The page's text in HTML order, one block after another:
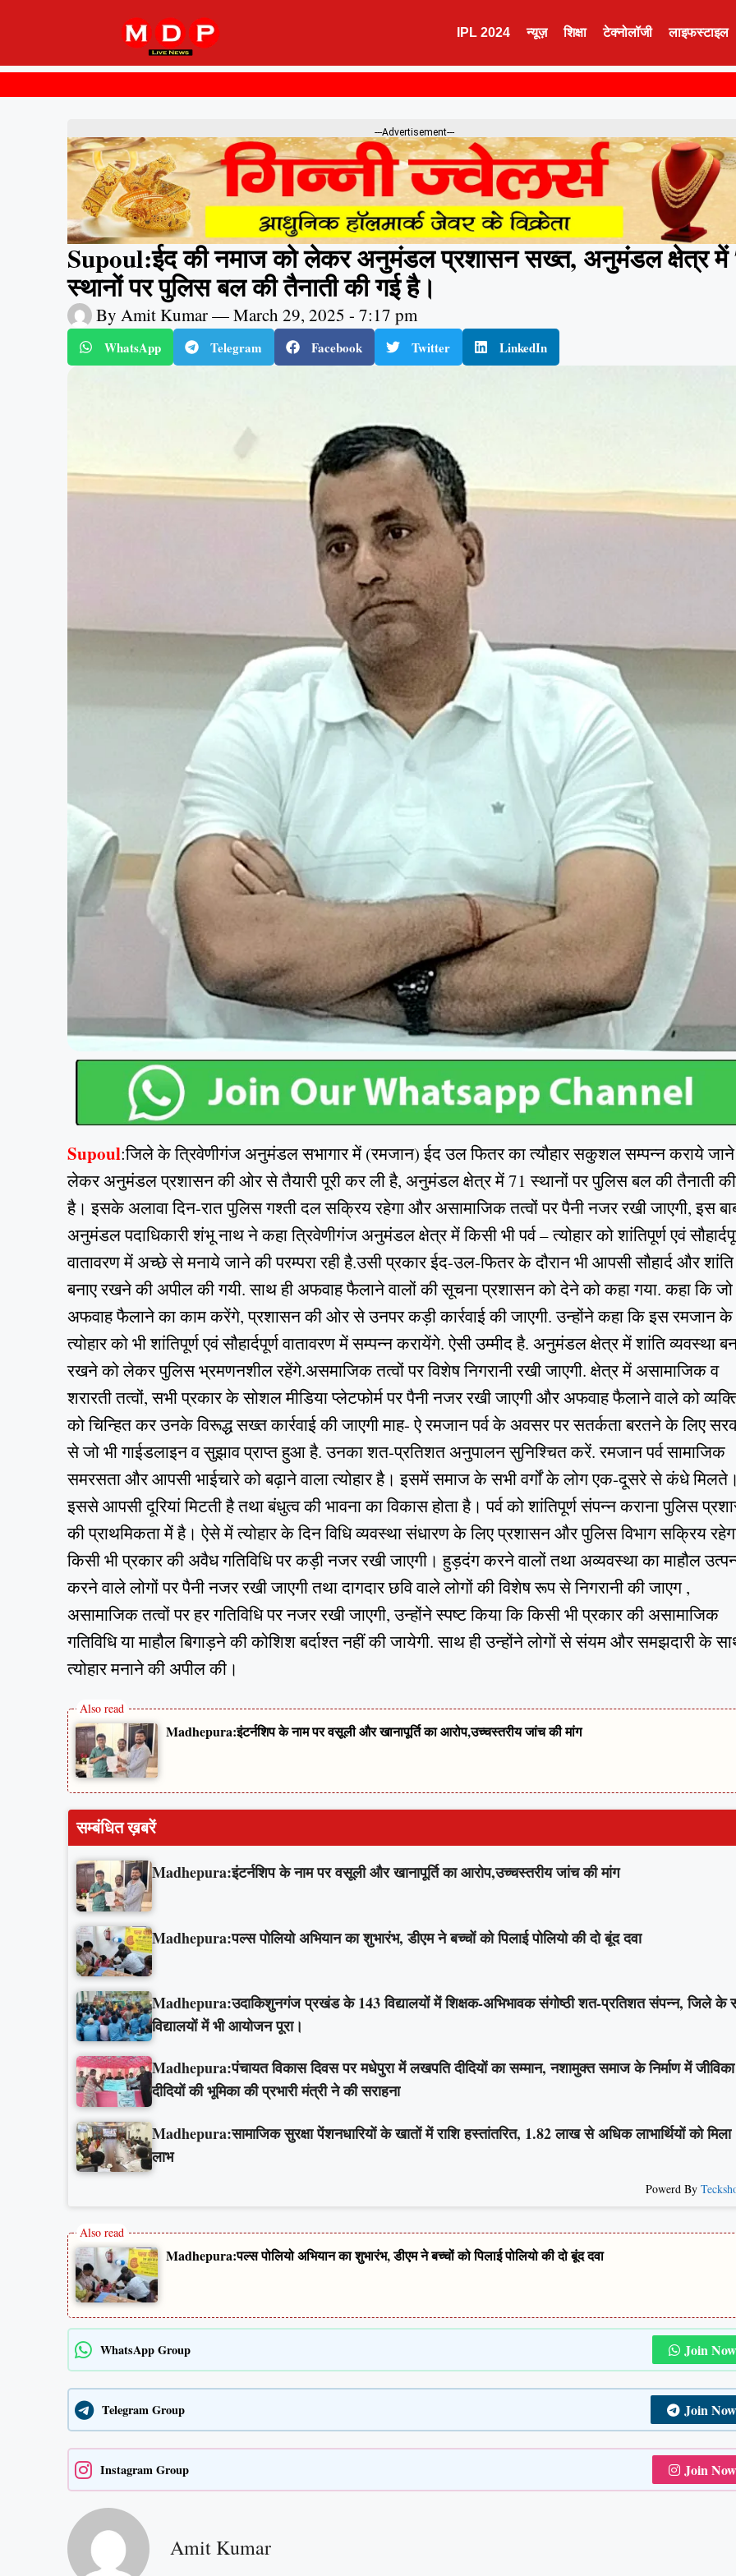
IPL 2024 न्यूज़ शिक्षा टेक्नोलॉजी लाइफस्टाइल
---Advertisement---
Supoul:ईद की नमाज को लेकर अनुमंडल प्रशासन सख्त, अनुमंडल क्षेत्र में
स्थानों पर पुलिस बल की तैनाती की गई है।
By Amit Kumar—March 29, 2025 - 7:17 pm
WhatsApp Telegram Facebook Twitter LinkedIn
Supoul:जिले के त्रिवेणीगंज अनुमंडल सभागार में (रमजान) ईद उल फितर का त्यौहार सकुशल सम्पन्न कराये
लेकर अनुमंडल प्रशासन की ओर से तैयारी पूरी कर ली है, अनुमंडल क्षेत्र में 71 स्थानों पर पुलिस बल की तैनाती
है। इसके अलावा दिन-रात पुलिस गश्ती दल सक्रिय रहेगा और असामाजिक तत्वों पर पैनी नजर रखी जाएगी, इस
अनुमंडल पदाधिकारी शंभू नाथ ने कहा त्रिवेणीगंज अनुमंडल क्षेत्र में किसी भी पर्व – त्योहार को शांतिपूर्ण एवं
वातावरण में अच्छे से मनाये जाने की परम्परा रही है.उसी प्रकार ईद-उल-फितर के दौरान भी आपसी सौहार्द और शांति
बनाए रखने की अपील की गयी. साथ ही अफवाह फैलाने वालों की सूचना प्रशासन को देने को कहा गया. कहा कि जो
अफवाह फैलाने का काम करेंगे, प्रशासन की ओर से उनपर कड़ी कार्रवाई की जाएगी. उन्होंने कहा कि इस रमजान के
त्योहार को भी शांतिपूर्ण एवं सौहार्दपूर्ण वातावरण में सम्पन्न करायेंगे. ऐसी उम्मीद है. अनुमंडल क्षेत्र में शांति व्यवस्था
रखने को लेकर पुलिस भ्रमणनशील रहेंगे.असमाजिक तत्वों पर विशेष निगरानी रखी जाएगी. क्षेत्र में असामाजिक व
शरारती तत्वों, सभी प्रकार के सोशल मीडिया प्लेटफोर्म पर पैनी नजर रखी जाएगी और अफवाह फैलाने वाले को
को चिन्हित कर उनके विरूद्ध सख्त कार्रवाई की जाएगी माह- ऐ रमजान पर्व के अवसर पर सतर्कता बरतने के लिए
से जो भी गाईडलाइन व सुझाव प्राप्त हुआ है. उनका शत-प्रतिशत अनुपालन सुनिश्चित करें. रमजान पर्व सामाजिक
समरसता और आपसी भाईचारे को बढ़ाने वाला त्योहार है। इसमें समाज के सभी वर्गों के लोग एक-दूसरे से कंधे मिलते।
इससे आपसी दूरियां मिटती है तथा बंधुत्व की भावना का विकास होता है। पर्व को शांतिपूर्ण संपन्न कराना पुलिस
की प्राथमिकता मेें है। ऐसे में त्योहार के दिन विधि व्यवस्था संधारण के लिए प्रशासन और पुलिस विभाग सक्रिय
किसी भी प्रकार की अवैध गतिविधि पर कड़ी नजर रखी जाएगी। हुड़दंग करने वालों तथा अव्यवस्था का माहौल
करने वाले लोगों पर पैनी नजर रखी जाएगी तथा दागदार छवि वाले लोगों की विशेष रूप से निगरानी की जाएग ,
असामाजिक तत्वों पर हर गतिविधि पर नजर रखी जाएगी, उन्होंने स्पष्ट किया कि किसी भी प्रकार की असामाजिक
गतिविधि या माहौल बिगाड़ने की कोशिश बर्दाश्त नहीं की जायेगी. साथ ही उन्होंने लोगों से संयम और समझदारी के
त्योहार मनाने की अपील की।
Madhepura:इंटर्नशिप के नाम पर वसूली और खानापूर्ति का आरोप,उच्चस्तरीय जांच की मांग
सम्बंधित ख़बरें
Madhepura:इंटर्नशिप के नाम पर वसूली और खानापूर्ति का आरोप,उच्चस्तरीय जांच की मांग
Madhepura:पल्स पोलियो अभियान का शुभारंभ, डीएम ने बच्चों को पिलाई पोलियो की दो बूंद दवा
Madhepura:उदाकिशुनगंज प्रखंड के 143 विद्यालयों में शिक्षक-अभिभावक संगोष्ठी शत-प्रतिशत संपन्न, जिले के
विद्यालयों में भी आयोजन पूरा।
Madhepura:पंचायत विकास दिवस पर मधेपुरा में लखपति दीदियों का सम्मान, नशामुक्त समाज के निर्माण में जीविका
दीदियों की भूमिका की प्रभारी मंत्री ने की सराहना
Madhepura:सामाजिक सुरक्षा पेंशनधारियों के खातों में राशि हस्तांतरित, 1.82 लाख से अधिक लाभार्थियों को मिला
लाभ
Powerd By
Madhepura:पल्स पोलियो अभियान का शुभारंभ, डीएम ने बच्चों को पिलाई पोलियो की दो बूंद दवा
WhatsApp Group Join Now
Telegram Group Join Now
Instagram Group Join Now
Amit Kumar